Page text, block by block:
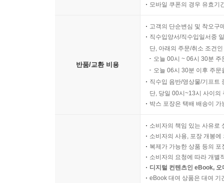
모바일 쿠폰의 경우 유효기
반품/교환 비용
고객의 단순변심 및 착오구
직수입양서/직수입일서중
단, 아래의 주문/취소 조건
오늘 00시 ~ 06시 30분
오늘 06시 30분 이후 주
직수입 음반/영상물/기프트
단, 당일 00시~13시 사이의
박스 포장은 택배 배송이
소비자의 책임 있는 사유로
소비자의 사용, 포장 개봉
복제가 가능한 상품 등의
소비자의 요청에 따라 개별
디지털 컨텐츠인 eBook,
eBook 대여 상품은 대여 기